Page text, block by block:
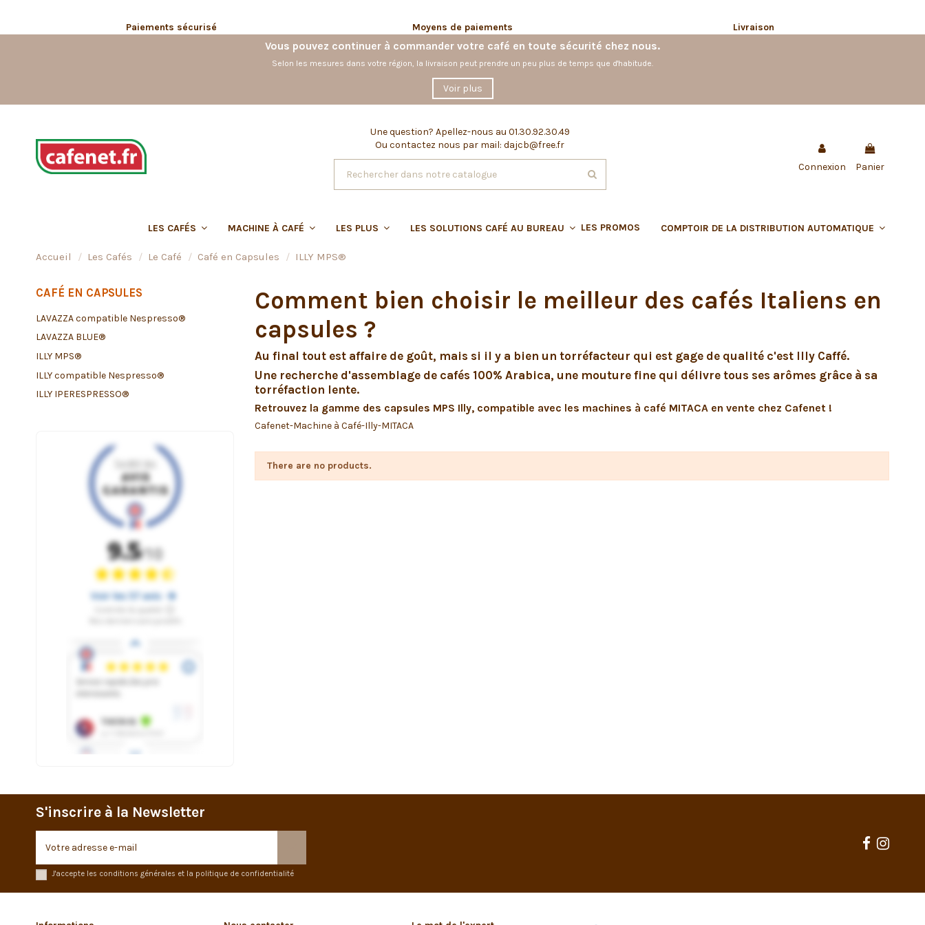
Paiements sécurisé Moyens de paiements Livraison
Vous pouvez continuer à commander votre café en toute sécurité chez nous.
Selon les mesures dans votre région, la livraison peut prendre un peu plus de temps que d'habitude.
Voir plus
Une question? Apellez-nous au 01.30.92.30.49
Ou contactez nous par mail: dajcb@free.fr
Connexion
Panier
LES CAFÉS MACHINE À CAFÉ LES PLUS LES SOLUTIONS CAFÉ AU BUREAU LES PROMOS COMPTOIR DE LA DISTRIBUTION AUTOMATIQUE
Accueil Les Cafés Le Café Café en Capsules ILLY MPS®
Comment bien choisir le meilleur des cafés Italiens en
capsules ?
Au final tout est affaire de goût, mais si il y a bien un torréfacteur qui est gage de qualité c'est Illy Caffé.
Une recherche d'assemblage de cafés 100% Arabica, une mouture fine qui délivre tous ses arômes grâce à sa
torréfaction lente.
Retrouvez la gamme des capsules MPS Illy, compatible avec les machines à café MITACA en vente chez Cafenet !
Cafenet-Machine à Café-Illy-MITACA
There are no products.
CAFÉ EN CAPSULES
LAVAZZA compatible Nespresso®
LAVAZZA BLUE®
ILLY MPS®
ILLY compatible Nespresso®
ILLY IPERESPRESSO®
S'inscrire à la Newsletter
J'accepte les conditions générales et la politique de confidentialité